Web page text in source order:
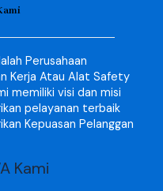
Perusahaan
Kerja Atau Alat Safety
memiliki visi dan misi
pelayanan terbaik
Kepuasan Pelanggan
Kami